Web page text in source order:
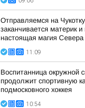
Отправляемся на
заканчивается материк и
настоящая магия Севера
11:09
Воспитанница окружной
продолжит спортивную
подмосковного хоккея
10:54